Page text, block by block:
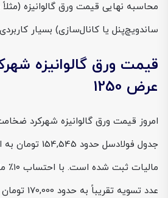
محاسبه نهایی قیمت ورق گالوانیزه
ساندویچ‌پنل یا کانال‌سازی) بسیار
عرض 1250
جدول فولادسل
عدد تسویه